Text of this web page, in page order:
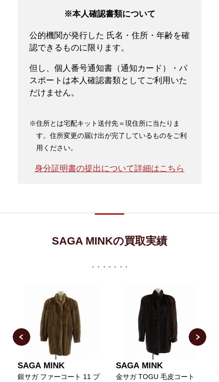
※本人確認書類について
公的機関が発行した 氏名・住所・年齢を確
認できるものに限ります。
但し、個人番号通知書（通知カード）・パ
スポートは本人確認書類としてご利用いた
だけません。
※住所とは宅配キット送付先＝現住所に当たりま
す。住所変更の届け出が完了しているものをご利
用ください。
身分証明書の提出について詳細はこちら
SAGA MINKの買取実績
SAGA MINK
銀サガ ファーコート 11 ブ
SAGA MINK
金サガ TOGU 毛皮コート